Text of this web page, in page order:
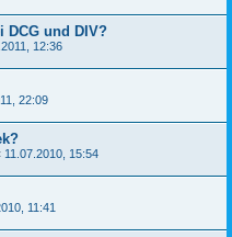
DCG und DIV?
12:36
22:09
11.07.2010, 15:54
11:41